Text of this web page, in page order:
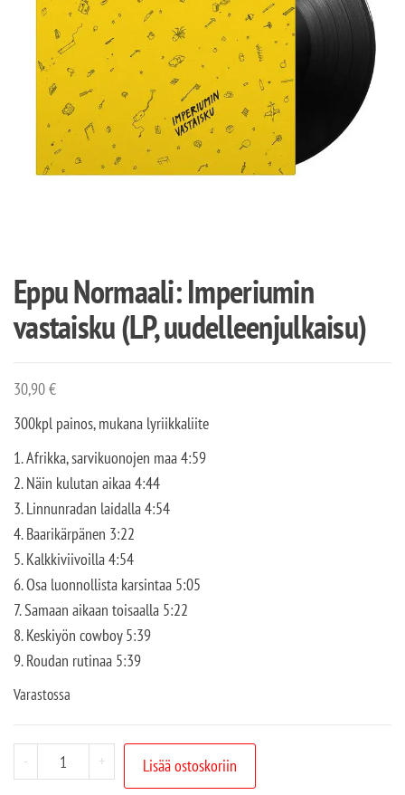
Eppu Normaali: Imperiumin
vastaisku (LP, uudelleenjulkaisu)
30,90€
300kpl painos, mukana lyriikkaliite
1. Afrikka, sarvikuonojen maa 4:59
2. Näin kulutan aikaa 4:44
3. Linnunradan laidalla 4:54
4. Baarikärpänen 3:22
5. Kalkkiviivoilla 4:54
6. Osa luonnollista karsintaa 5:05
7. Samaan aikaan toisaalla 5:22
8. Keskiyön cowboy 5:39
9. Roudan rutinaa 5:39
Varastossa
- + Lisää ostoskoriin